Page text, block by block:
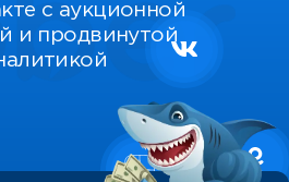
с аукционной
и продвинутой